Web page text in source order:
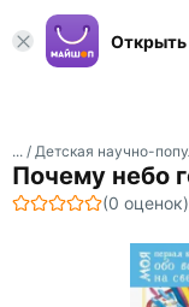
Открыть
... / Детская научно-
Почему небо
(0 оценок)